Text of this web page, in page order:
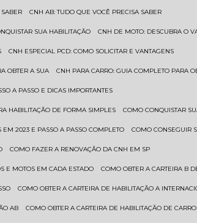
CNH AB: TUDO QUE VOCÊ PRECISA SABER
SUA HABILITAÇÃO CNH DE MOTO: DESCUBRA O
CNH ESPECIAL PCD: COMO SOLICITAR E VANTAGENS
OBTER A SUA CNH PARA CARRO: GUIA COMPLETO PARA
A PASSO E DICAS IMPORTANTES
HABILITAÇÃO DE FORMA SIMPLES COMO CONQUISTAR
EM 2023 E PASSO A PASSO COMPLETO COMO CONSEGUIR
COMO FAZER A RENOVAÇÃO DA CNH EM SP
E MOTOS EM CADA ESTADO COMO OBTER A CARTEIRA B
COMO OBTER A CARTEIRA DE HABILITAÇÃO A
AB COMO OBTER A CARTEIRA DE HABILITAÇÃO DE